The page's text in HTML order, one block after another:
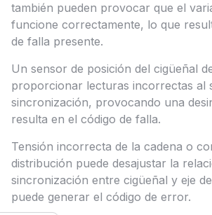
también pueden provocar que el
funcione correctamente, lo que
de falla presente.
Un sensor de posición del cigüeñal
proporcionar lecturas incorrectas al
sincronización, provocando una
resulta en el código de falla.
Tensión incorrecta de la cadena o
distribución puede desajustar la
sincronización entre cigüeñal y eje
puede generar el código de error.